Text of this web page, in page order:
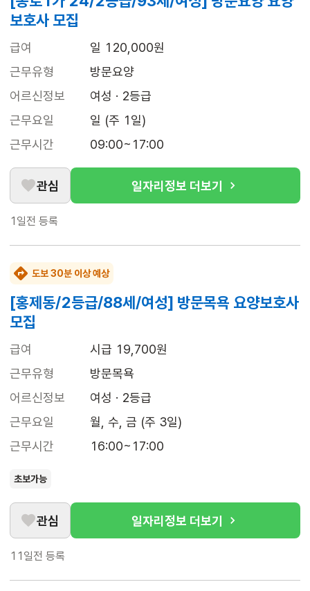
보호사 모집
급여
일 120,000원
근무유형
방문요양
어르신정보
여성 · 2등급
근무요일
일 (주 1일)
근무시간
09:00~17:00
관심 일자리정보 더보기
1일전 등록
도보 30분 이상 예상
[홍제동/2등급/88세/여성] 방문목욕 요양보호사
모집
급여
시급 19,700원
근무유형
방문목욕
어르신정보
여성 · 2등급
근무요일
월, 수, 금 (주 3일)
근무시간
16:00~17:00
초보가능
관심 일자리정보 더보기
11일전 등록